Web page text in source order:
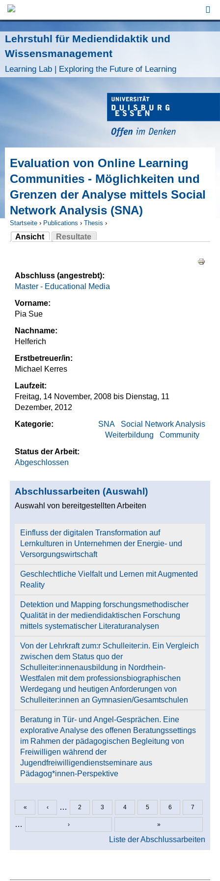
Lehrstuhl für Mediendidaktik und
Wissensmanagement
Learning Lab | Exploring the Future of Learning
Evaluation von Online Learning
Communities - Möglichkeiten und
Grenzen der Analyse mittels Social
Network Analysis (SNA)
Sie sind hier
Startseite › Publications › Thesis ›
Ansicht
(aktiver Reiter)
Resultate
Abschluss (angestrebt):
Master - Educational Media
Vorname:
Pia Sue
Nachname:
Helferich
Erstbetreuer/in:
Michael Kerres
Laufzeit:
Freitag, 14 November, 2008 bis Dienstag, 11
Dezember, 2012
Kategorie:
Social Network Analysis
SNA
Community
Weiterbildung
Status der Arbeit:
Abgeschlossen
Abschlussarbeiten (Auswahl)
Auswahl von bereitgestellten Arbeiten
Einfluss der digitalen Transformation auf
Lernkulturen in Unternehmen der Energie- und
Versorgungswirtschaft
Geschlechtliche Vielfalt und Lernen mit Augmented
Reality
Detektion und Mapping forschungsmethodischer
Qualität in der mediendidaktischen Forschung
mittels systematischer Literaturanalysen
Von der Lehrkraft zum:r Schulleiter:in. Ein Vergleich
zwischen dem Status quo der
Schulleiter:innenausbildung in Nordrhein-
Westfalen mit dem professionsbiographischen
Werdegang und heutigen Anforderungen von
Schulleiter:innen an Gymnasien/Gesamtschulen
Beratung in Tür- und Angel-Gesprächen. Eine
explorative Analyse des offenen Beratungssettings
im Rahmen der pädagogischen Begleitung von
Freiwilligen während der
Jugendfreiwilligendienstseminare aus
Pädagog*innen-Perspektive
Seiten
« ‹ … 2 3 4 5 6 7
… › »
Liste der Abschlussarbeiten